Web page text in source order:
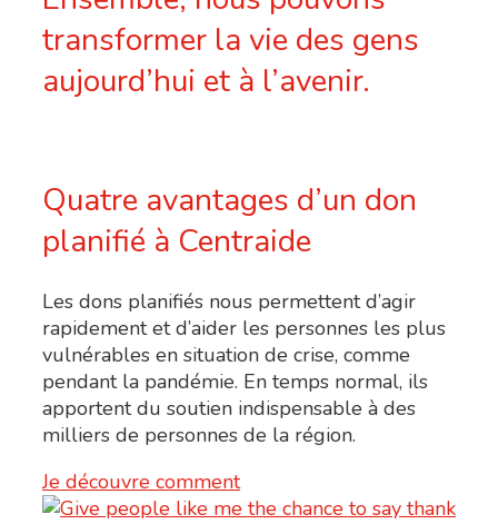
transformer la vie des gens
aujourd’hui et à l’avenir.
Quatre avantages d’un don
planifié à Centraide
Les dons planifiés nous permettent d’agir
rapidement et d’aider les personnes les plus
vulnérables en situation de crise, comme
pendant la pandémie. En temps normal, ils
apportent du soutien indispensable à des
milliers de personnes de la région.
Je découvre comment